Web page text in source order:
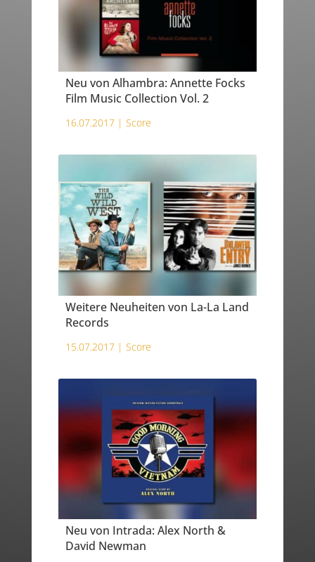
Neu von Alhambra: Annette Focks
Film Music Collection Vol. 2
16.07.2017 | Score
Weitere Neuheiten von La-La Land
Records
15.07.2017 | Score
Neu von Intrada: Alex North &
David Newman